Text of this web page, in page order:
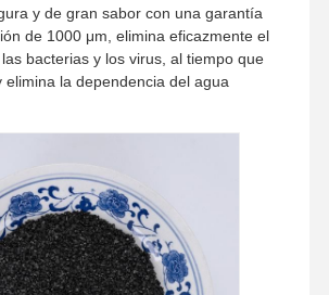
y de gran sabor con una garantía
de 1000 μm, elimina eficazmente el
bacterias y los virus, al tiempo que
elimina la dependencia del agua